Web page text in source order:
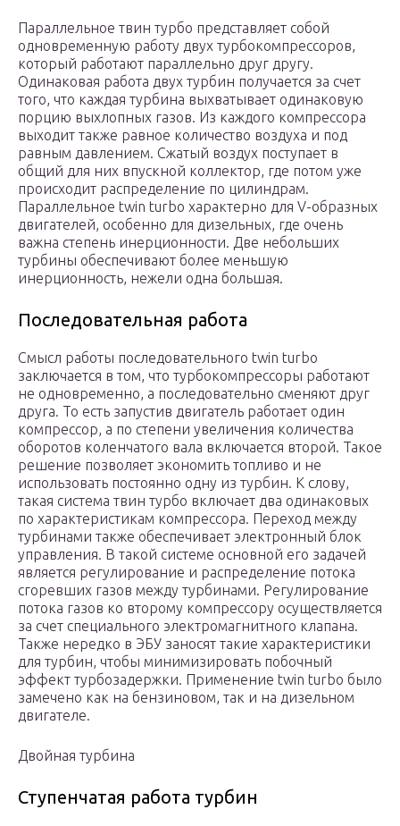
Параллельное твин турбо представляет собой
одновременную работу двух турбокомпрессоров,
который работают параллельно друг другу.
Одинаковая работа двух турбин получается за счет
того, что каждая турбина выхватывает одинаковую
порцию выхлопных газов. Из каждого компрессора
выходит также равное количество воздуха и под
равным давлением. Сжатый воздух поступает в
общий для них впускной коллектор, где потом уже
происходит распределение по цилиндрам.
Параллельное twin turbo характерно для V-образных
двигателей, особенно для дизельных, где очень
важна степень инерционности. Две небольших
турбины обеспечивают более меньшую
инерционность, нежели одна большая.
Последовательная работа
Смысл работы последовательного twin turbo
заключается в том, что турбокомпрессоры работают
не одновременно, а последовательно сменяют друг
друга. То есть запустив двигатель работает один
компрессор, а по степени увеличения количества
оборотов коленчатого вала включается второй. Такое
решение позволяет экономить топливо и не
использовать постоянно одну из турбин. К слову,
такая система твин турбо включает два одинаковых
по характеристикам компрессора. Переход между
турбинами также обеспечивает электронный блок
управления. В такой системе основной его задачей
является регулирование и распределение потока
сгоревших газов между турбинами. Регулирование
потока газов ко второму компрессору осуществляется
за счет специального электромагнитного клапана.
Также нередко в ЭБУ заносят такие характеристики
для турбин, чтобы минимизировать побочный
эффект турбозадержки. Применение twin turbo было
замечено как на бензиновом, так и на дизельном
двигателе.
Двойная турбина
Ступенчатая работа турбин